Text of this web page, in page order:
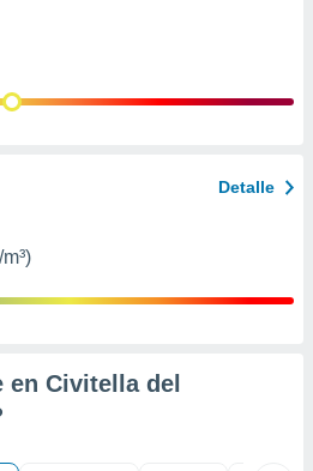
Detalle
en Civitella del